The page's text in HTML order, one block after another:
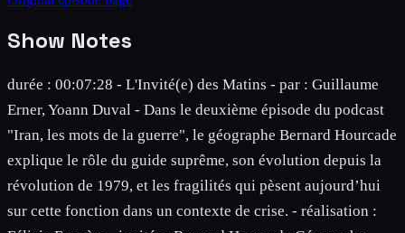
Show Notes
durée : 00:07:28 - L'Invité(e) des Matins - par : Guillaume
Erner, Yoann Duval - Dans le deuxième épisode du podcast
"Iran, les mots de la guerre", le géographe Bernard Hourcade
explique le rôle du guide suprême, son évolution depuis la
révolution de 1979, et les fragilités qui pèsent aujourd’hui
sur cette fonction dans un contexte de crise. - réalisation :